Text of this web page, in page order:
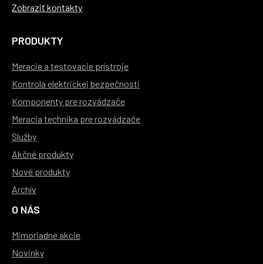
Zobraziť kontakty
PRODUKTY
Meracie a testovacie prístroje
Kontrola elektrickej bezpečnosti
Komponenty pre rozvádzače
Meracia technika pre rozvádzače
Služby
Akčné produkty
Nové produkty
Archív
O NÁS
Mimoriadne akcie
Novinky